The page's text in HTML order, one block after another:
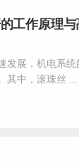
工作原理
发展，机电系
其中，滚珠丝 ...